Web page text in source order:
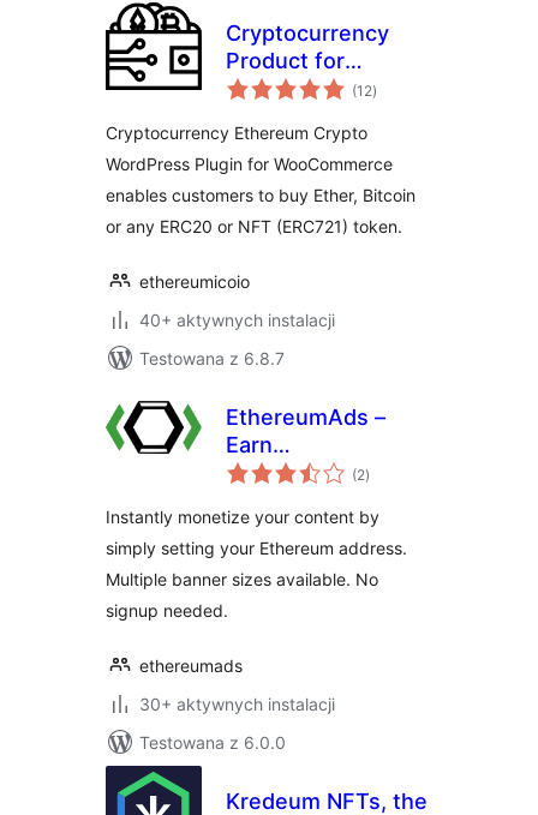
Cryptocurrency
Product for
WooCommerce
(12wszystkich
ocen
)
Cryptocurrency Ethereum Crypto
WordPress Plugin for WooCommerce
enables customers to buy Ether, Bitcoin
or any ERC20 or NFT (ERC721) token.
ethereumicoio
40+ aktywnych instalacji
Testowana z 6.8.7
EthereumAds –
Earn
Cryptocurrency
(2wszystkich
ocen
)
Instantly monetize your content by
simply setting your Ethereum address.
Multiple banner sizes available. No
signup needed.
ethereumads
30+ aktywnych instalacji
Testowana z 6.0.0
Kredeum NFTs, the